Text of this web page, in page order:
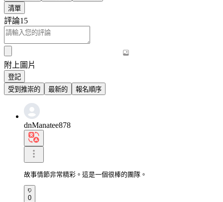
清單
評論15
附上圖片
登記
受到推崇的
最新的 報名順序
dnManatee878
故事情節非常精彩。這是一個很棒的團隊。
0